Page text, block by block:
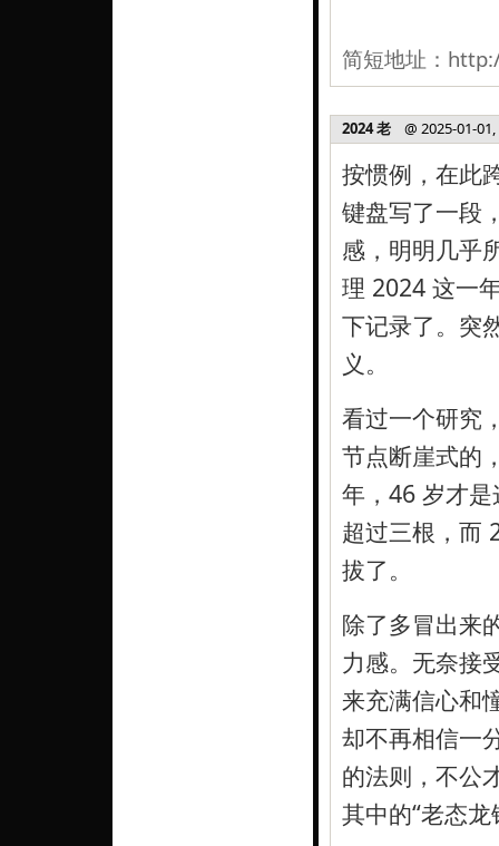
简短地址：
2024 老 @ 2025-01-01,
按惯例，在此
键盘写了一段
感，明明几乎
理 2024 这一
下记录了。突
义。
看过一个研究
节点断崖式的
年，46 岁才
超过三根，而
拔了。
除了多冒出来
力感。无奈接
来充满信心和
却不再相信一
的法则，不公
其中的“老态龙